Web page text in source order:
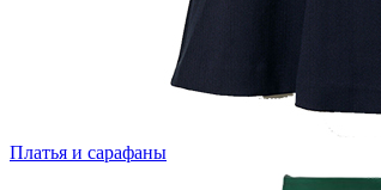
Платья и сарафаны